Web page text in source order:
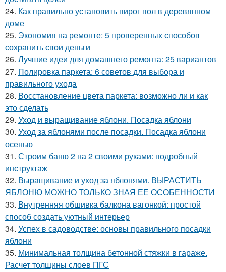
24. Как правильно установить пирог пол в деревянном
доме
25. Экономия на ремонте: 5 проверенных способов
сохранить свои деньги
26. Лучшие идеи для домашнего ремонта: 25 вариантов
27. Полировка паркета: 6 советов для выбора и
правильного ухода
28. Восстановление цвета паркета: возможно ли и как
это сделать
29. Уход и выращивание яблони. Посадка яблони
30. Уход за яблонями после посадки. Посадка яблони
осенью
31. Строим баню 2 на 2 своими руками: подробный
инструктаж
32. Выращивание и уход за яблонями. ВЫРАСТИТЬ
ЯБЛОНЮ МОЖНО ТОЛЬКО ЗНАЯ ЕЕ ОСОБЕННОСТИ
33. Внутренняя обшивка балкона вагонкой: простой
способ создать уютный интерьер
34. Успех в садоводстве: основы правильного посадки
яблони
35. Минимальная толщина бетонной стяжки в гараже.
Расчет толщины слоев ПГС